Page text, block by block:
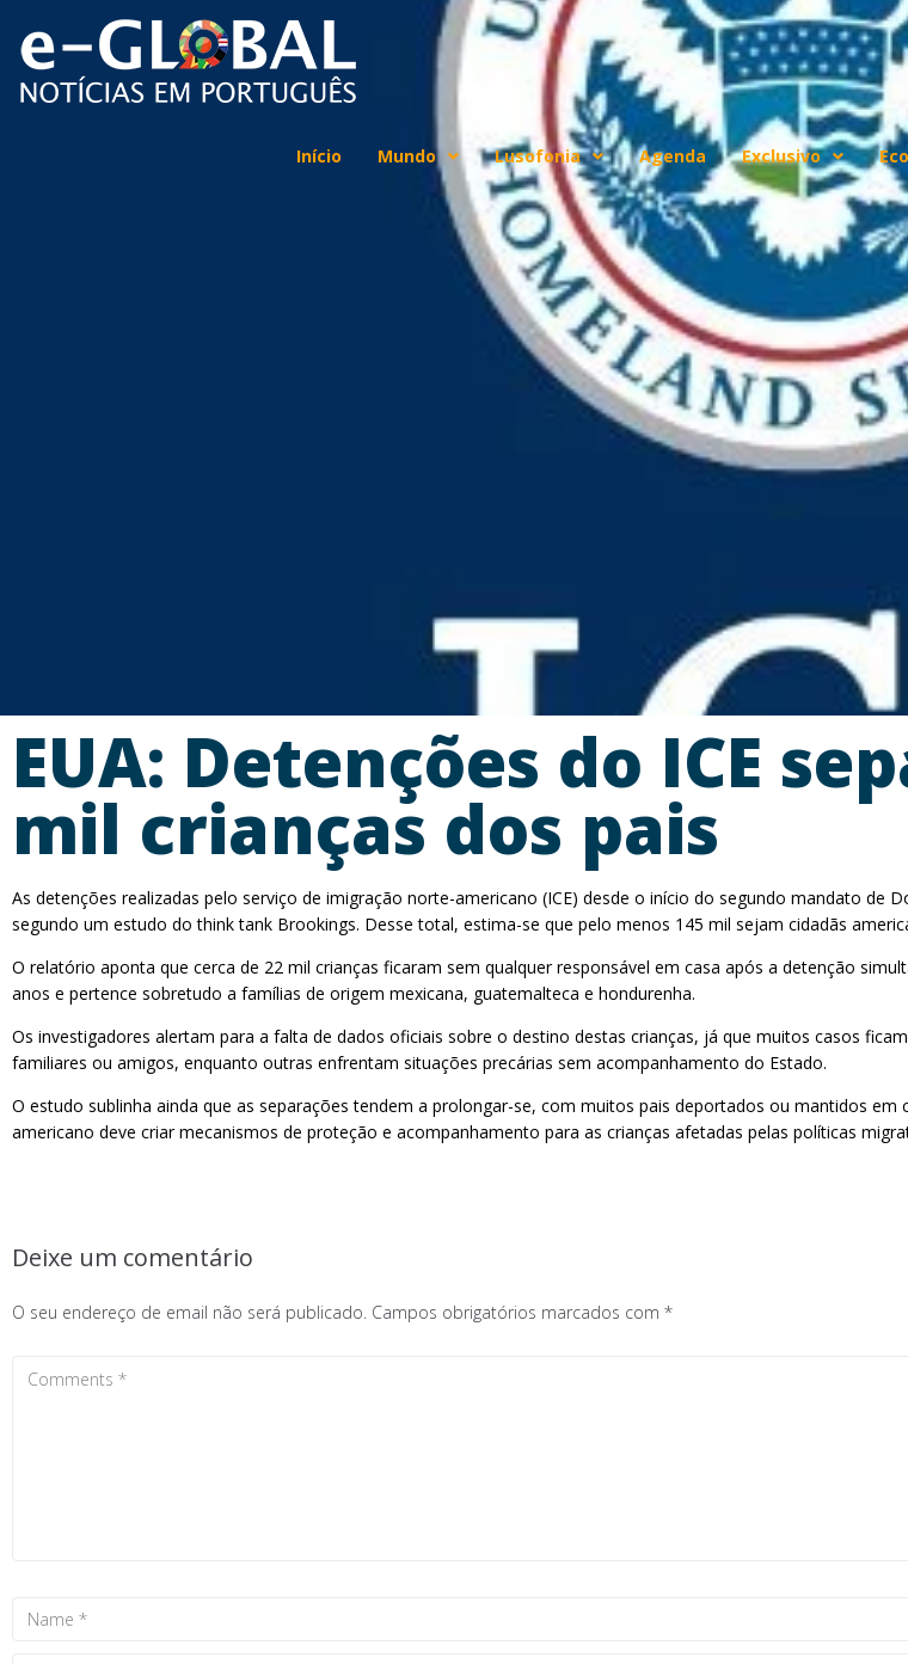
Início Mundo Lusofonia Agenda Exclusivo
EUA: Detenções do ICE
mil crianças dos pais
As detenções realizadas pelo serviço de imigração norte-americano (ICE) desde o início do segundo mandato de
segundo um estudo do think tank Brookings. Desse total, estima-se que pelo menos 145 mil sejam cidadãs
O relatório aponta que cerca de 22 mil crianças ficaram sem qualquer responsável em casa após a detenção
anos e pertence sobretudo a famílias de origem mexicana, guatemalteca e hondurenha.
Os investigadores alertam para a falta de dados oficiais sobre o destino destas crianças, já que muitos casos
familiares ou amigos, enquanto outras enfrentam situações precárias sem acompanhamento do Estado.
O estudo sublinha ainda que as separações tendem a prolongar-se, com muitos pais deportados ou mantidos
americano deve criar mecanismos de proteção e acompanhamento para as crianças afetadas pelas políticas
Deixe um comentário
O seu endereço de email não será publicado. Campos obrigatórios marcados com *